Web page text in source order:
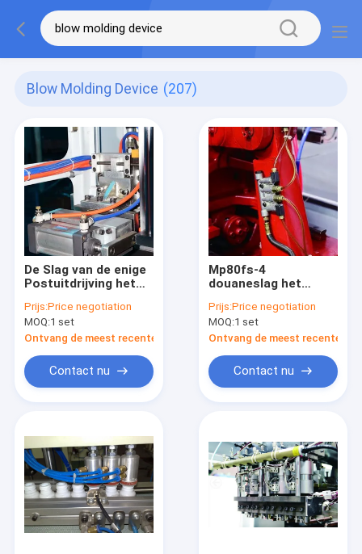
Blow Molding Device (207)
De Slag van de enige
Postuitdrijving het
Slag het Vormen
Apparaat met IML-
Systeem
Prijs:Price negotiation
MOQ:1 set
Ontvang de meest recente Prijs
Contact nu
Mp80fs-4
douaneslag het
voor 1L-de Container
van de Smeringsolie
Prijs:Price negotiation
MOQ:1 set
Ontvang de meest recente
Contact nu